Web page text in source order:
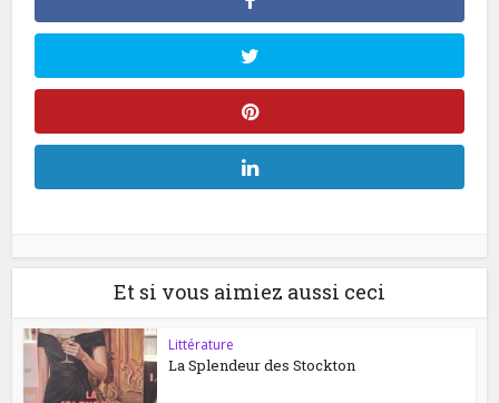
Et si vous aimiez aussi ceci
Littérature
La Splendeur des Stockton